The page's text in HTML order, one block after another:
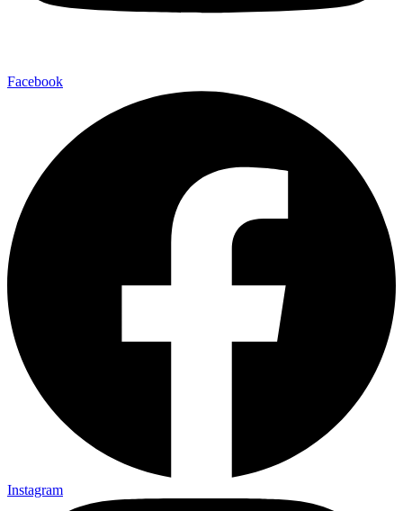
Facebook
Instagram